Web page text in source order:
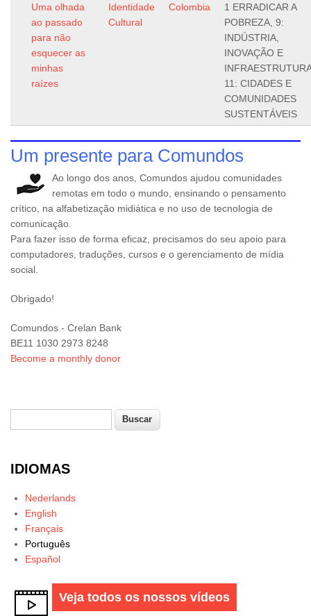
Uma olhada
ao passado
para não
esquecer as
minhas
raízes
Identidade
Cultural
Colombia
1 ERRADICAR A
POBREZA, 9:
INDÚSTRIA,
INOVAÇÃO E
11: CIDADES E
COMUNIDADES
SUSTENTÁVEIS
Um presente para Comundos
Ao longo dos anos, Comundos ajudou comunidades
remotas em todo o mundo, ensinando o pensamento
crítico, na alfabetização midiática e no uso de tecnologia de
comunicação.
Para fazer isso de forma eficaz, precisamos do seu apoio para
computadores, traduções, cursos e o gerenciamento de mídia
social.
Obrigado!
Comundos - Crelan Bank
BE11 1030 2973 8248
Become a monthly donor
Formulário de busca
IDIOMAS
Nederlands
English
Français
Português
Español
Veja todos os nossos vídeos